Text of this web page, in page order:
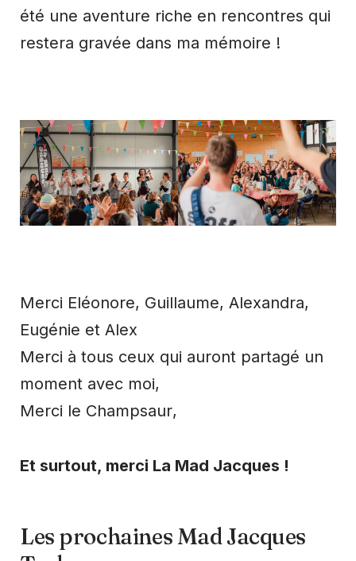
été une aventure riche en rencontres qui
restera gravée dans ma mémoire !
Merci Eléonore, Guillaume, Alexandra,
Eugénie et Alex
Merci à tous ceux qui auront partagé un
moment avec moi,
Merci le Champsaur,
Et surtout, merci La Mad Jacques !
Les prochaines Mad Jacques